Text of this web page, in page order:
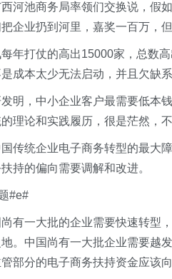
河池商务局率领们交换说，假
企业扔到河里，嘉奖一百万，
年打仗的高出15000家，总数
成本太少无法启动，并且欠缺
明，中小企业客户最需要低本
理论和实践履历，很是茫然，
传统企业电子商务转型的最大
持的偏向需要调解和改进。
#e#
有一大批的企业需要快速转型
。中国尚有一大批企业需要越
部分的电子商务扶持资金应该